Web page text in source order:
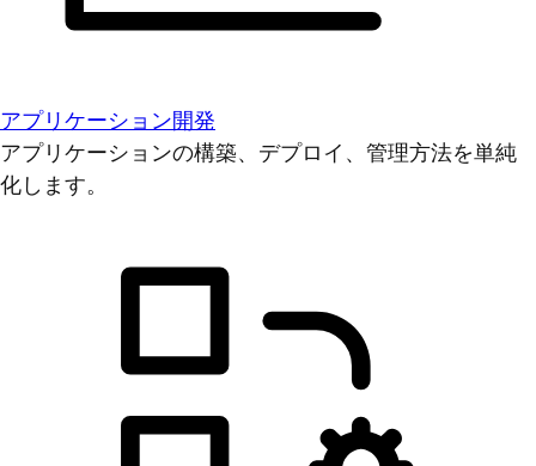
アプリケーション開発
アプリケーションの構築、デプロイ、管理方法を単純
化します。